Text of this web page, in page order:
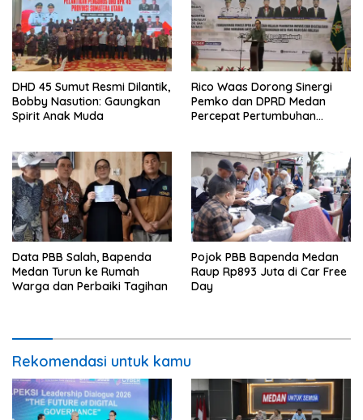
DHD 45 Sumut Resmi Dilantik,
Bobby Nasution: Gaungkan
Spirit Anak Muda
Rico Waas Dorong Sinergi
Pemko dan DPRD Medan
Percepat Pertumbuhan
Data PBB Salah, Bapenda
Medan Turun ke Rumah
Warga dan Perbaiki Tagihan
Pojok PBB Bapenda Medan
Raup Rp893 Juta di Car Free
Day
Rekomendasi untuk kamu